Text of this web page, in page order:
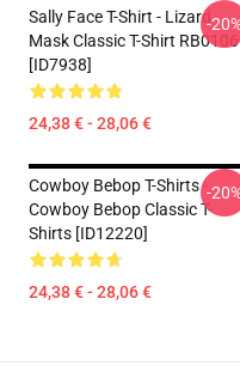
Sally Face T-Shirt - Lizard
Mask Classic T-Shirt RB0106
[ID7938]
24,38 € - 28,06 €
-
Cowboy Bebop T-Shirts -
Cowboy Bebop Classic T-
Shirts [ID12220]
24,38 € - 28,06 €
-